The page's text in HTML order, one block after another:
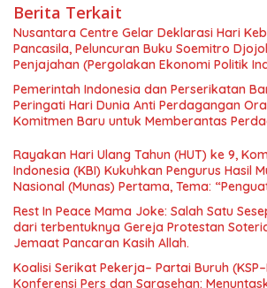
Berita Terkait
Nusantara Centre Gelar Deklarasi Hari
Pancasila, Peluncuran Buku Soemitro
Penjajahan (Pergolakan Ekonomi Politik
Simposium Nasional “Urgensi Undang-
Nasional dan Kesejahteraan Sosial dalam
Menuju Indonesia Emas 2045”,
Pemerintah Indonesia dan Perserikatan
Peringati Hari Dunia Anti Perdagangan
Komitmen Baru untuk Memberantas
Rayakan Hari Ulang Tahun (HUT) ke 9,
Indonesia (KBI) Kukuhkan Pengurus Hasil
Nasional (Munas) Pertama, Tema:
Pengembangan Organisasi KBI yang
Indonesia dan Mancanegara”.
Rest In Peace Mama Joke: Salah Satu
dari terbentuknya Gereja Protestan
Jemaat Pancaran Kasih Allah.
Koalisi Serikat Pekerja– Partai Buruh
Konferensi Pers dan Sarasehan: